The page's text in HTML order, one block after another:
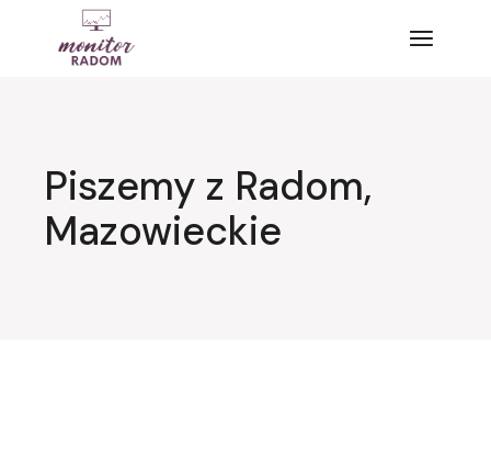
Piszemy z Radom,
Mazowieckie